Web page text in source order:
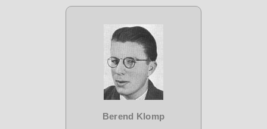
Berend Klomp